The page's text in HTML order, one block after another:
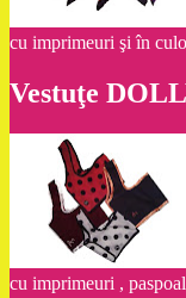
cu imprimeuri şi în
Vestuţe
cu imprimeuri ,